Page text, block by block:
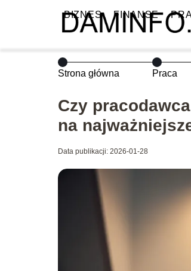
BIZNES FINANSE
Strona główna Praca
Czy
na
Data publikacji: 2026-01-28